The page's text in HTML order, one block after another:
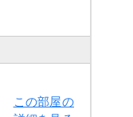
この部屋の